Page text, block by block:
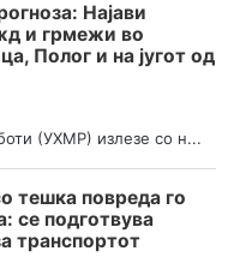
Најави
и грмежи во
Полог и на југот од
(УХМР) излезе со н...
тешка повреда го
се подготвува
транспортот